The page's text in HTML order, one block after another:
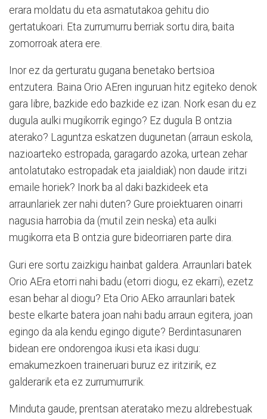
erara moldatu du eta asmatutakoa gehitu dio
gertatukoari. Eta zurrumurru berriak sortu dira, baita
zomorroak atera ere.
Inor ez da gerturatu gugana benetako bertsioa
entzutera. Baina Orio AEren inguruan hitz egiteko denok
gara libre, bazkide edo bazkide ez izan. Nork esan du ez
dugula aulki mugikorrik egingo? Ez dugula B ontzia
aterako? Laguntza eskatzen dugunetan (arraun eskola,
nazioarteko estropada, garagardo azoka, urtean zehar
antolatutako estropadak eta jaialdiak) non daude iritzi
emaile horiek? Inork ba al daki bazkideek eta
arraunlariek zer nahi duten? Gure proiektuaren oinarri
nagusia harrobia da (mutil zein neska) eta aulki
mugikorra eta B ontzia gure bideorriaren parte dira.
Guri ere sortu zaizkigu hainbat galdera. Arraunlari batek
Orio AEra etorri nahi badu (etorri diogu, ez ekarri), ezetz
esan behar al diogu? Eta Orio AEko arraunlari batek
beste elkarte batera joan nahi badu arraun egitera, joan
egingo da ala kendu egingo digute? Berdintasunaren
bidean ere ondorengoa ikusi eta ikasi dugu:
emakumezkoen traineruari buruz ez iritzirik, ez
galderarik eta ez zurrumurrurik.
Minduta gaude, prentsan ateratako mezu aldrebestuak